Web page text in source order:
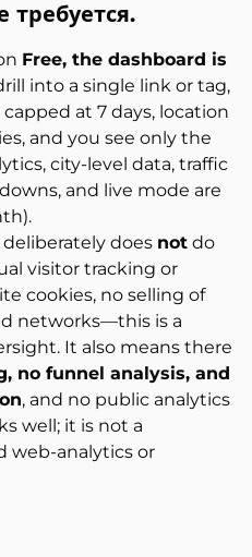
требуется.
Free, the dashboard is
into a single link or tag,
at 7 days, location
and you see only the
city-level data, traffic
and live mode are
does not do
visitor tracking or
cookies, no selling of
networks—this is a
It also means there
no funnel analysis, and
, and no public analytics
well; it is not a
web-analytics or